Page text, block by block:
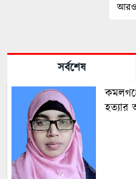
সর্বশেষ
হত্যার